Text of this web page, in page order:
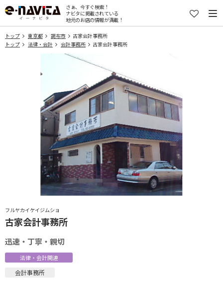
さぁ、今すぐ検索！
ナビタに掲載されている
地元のお店の情報が満載！
トップ 東京都 調布市
古家会計事務所
トップ
法律・会計 会計事務所 古家会計事務所
フルヤカイケイジムショ
古家会計事務所
迅速・丁寧・親切
法律・会計関連
会計事務所